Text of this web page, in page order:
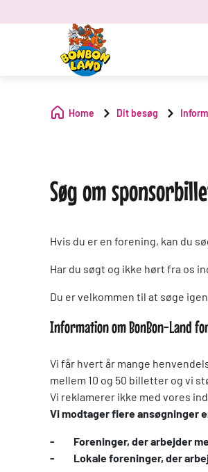
Home Dit besøg
Søg om
Hvis du er en forening, kan du
Har du søgt og ikke hørt fra os
Du er velkommen til at søge
Information om BonBon-Land
Vi får hvert år mange
mellem 10 og 50 billetter og vi
Vi reklamerer ikke med vores
Vi modtager flere ansøgninger
- Foreninger, der arbejder
- Lokale foreninger, der